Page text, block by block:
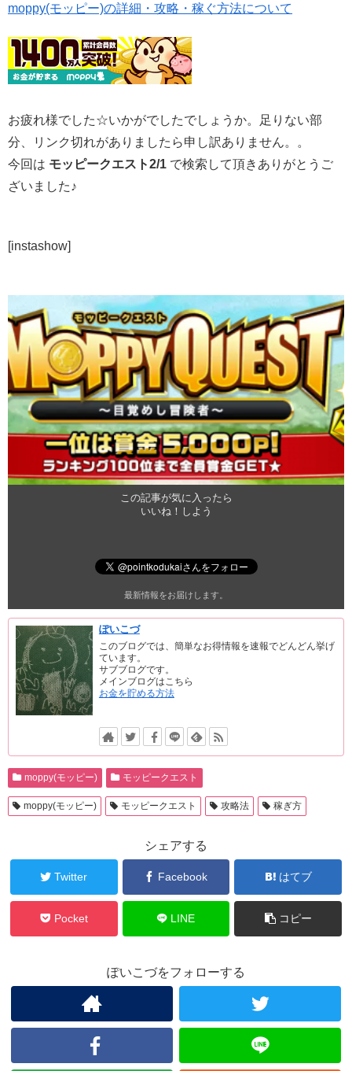
moppy(モッピー)の詳細・攻略・稼ぐ方法について
お疲れ様でした☆いかがでしたでしょうか。足りない部
分、リンク切れがありましたら申し訳ありません。。
今回は モッピークエスト2/1 で検索して頂きありがとうご
ざいました♪
[instashow]
この記事が気に入ったら
いいね！しよう
最新情報をお届けします。
ぽいこづ
このブログでは、簡単なお得情報を速報でどんどん挙げ
ています。
サブブログです。
メインブログはこちら
お金を貯める方法
moppy(モッピー) モッピークエスト
moppy(モッピー) モッピークエスト 攻略法 稼ぎ方
シェアする
Twitter Facebook はてブ
Pocket LINE コピー
ぽいこづをフォローする